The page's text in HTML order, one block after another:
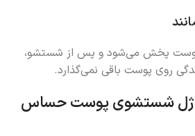
پوست پخش می‌شود و پس از شستشو،
روی پوست باقی نمی‌گذارد.
از ژل شستشوی پوست حساس